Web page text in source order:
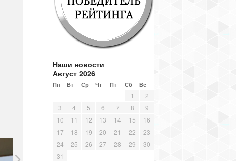
Наши новости
Август 2026
Пн Вт Ср Чт Пт Сб Вс
1
2
3
4 5 6 7 8
9
10
11 12 13 14 15
16
17
18 19 20 21 22
23
24
25 26 27 28 29
30
31